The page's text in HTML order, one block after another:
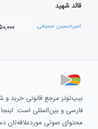
قائد شهید
امیرحسین سمیعی
بیپ‌تونز مرجع قانونی خرید
فارسی و بین‌المللی است. اینجا
محتوای صوتی موردعلاقه‌تان